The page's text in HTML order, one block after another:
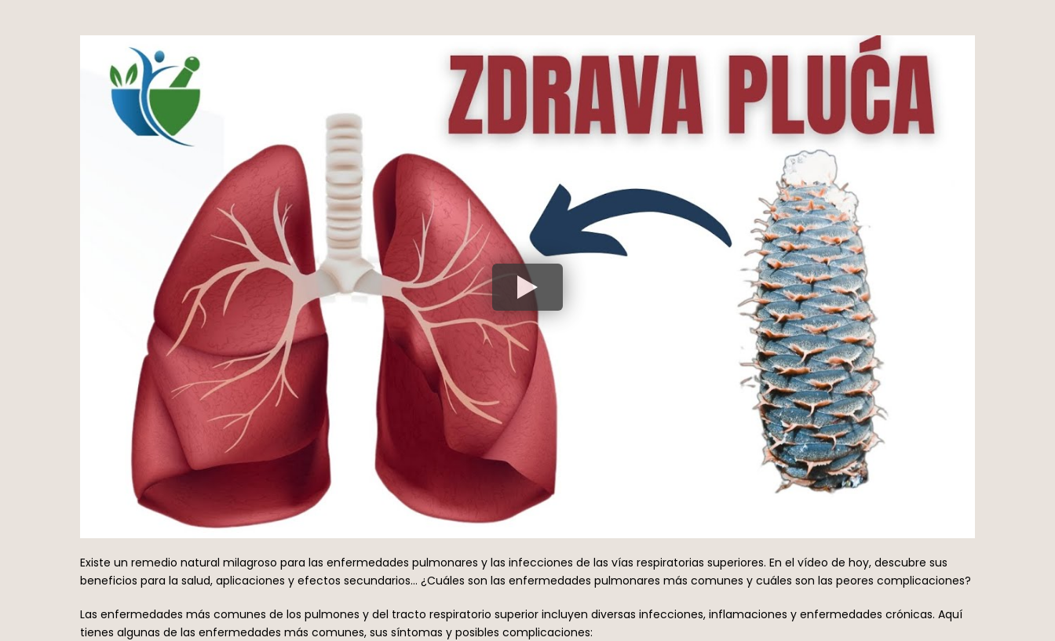
Existe un remedio natural milagroso para las enfermedades pulmonares y las infecciones de las vías respiratorias superiores. En el vídeo de hoy, descubre sus
beneficios para la salud, aplicaciones y efectos secundarios… ¿Cuáles son las enfermedades pulmonares más comunes y cuáles son las peores complicaciones?
Las enfermedades más comunes de los pulmones y del tracto respiratorio superior incluyen diversas infecciones, inflamaciones y enfermedades crónicas. Aquí
tienes algunas de las enfermedades más comunes, sus síntomas y posibles complicaciones: